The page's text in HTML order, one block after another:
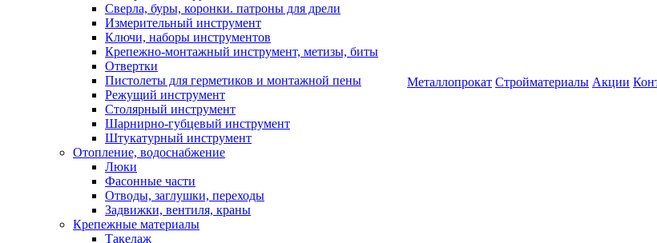
Сверла, буры, коронки. патроны для дрели
Измерительный инструмент
Ключи, наборы инструментов
Крепежно-монтажный инструмент, метизы, биты
Отвертки
Пистолеты для герметиков и монтажной пены
Режущий инструмент
Столярный инструмент
Шарнирно-губцевый инструмент
Штукатурный инструмент
Отопление, водоснабжение
Люки
Фасонные части
Отводы, заглушки, переходы
Задвижки, вентиля, краны
Крепежные материалы
Такелаж
Металлопрокат Стройматериалы Акции